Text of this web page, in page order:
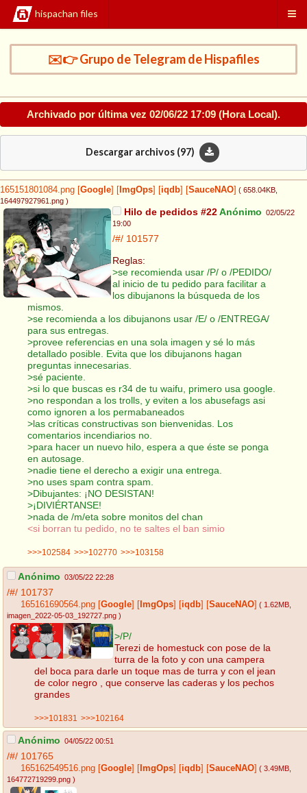
hispachan files
✉️👉 Grupo de Telegram de Hispafiles
Archivado por última vez 02/06/22 17:09 (Hora Local).
Descargar archivos (97)
165151801084.png Google ImgOps iqdb SauceNAO ( 658.04KB
164497927961.png )
Hilo de pedidos #22Anónimo 02/05/22
19:00
/#/ 101577
Reglas:
>se recomienda usar /P/ o /PEDIDO/
al inicio de tu pedido para facilitar a
los dibujanons la búsqueda de los
mismos.
>se recomienda a los dibujanons usar /E/ o /ENTREGA/
para sus entregas.
>provee referencias en una sola imagen y sé lo más
detallado posible. Evita que los dibujanons hagan
preguntas innecesarias.
>sé paciente.
>si lo que buscas es r34 de tu waifu, primero usa google.
>no respondan a los trolls, y eviten a los abusefags asi
como ignoren a los permabaneados
>las críticas constructivas son bienvenidas. Los
comentarios incendiarios no.
>para hacer un nuevo hilo, espera a que éste se ponga
en autosage.
>nadie tiene el derecho a exigir una entrega.
>no uses spam contra spam.
>Dibujantes: ¡NO DESISTAN!
>¡DIVIÉRTANSE!
>nada de /m/eta sobre monitos del chan
<si borran tu pedido, no te saltes el ban simio
>>>102584 >>>102770 >>>103158
Anónimo 03/05/22 22:28
/#/ 101737
165161690564.png Google ImgOps iqdb SauceNAO ( 1.62MB
imagen_2022-05-03_192727.png )
>/P/
Terezi de homestuck con pose de la
turra de la foto y con una campera
del boca para darle un toque mas de turra y con el jean
de color negro , que conserve las caderas y los pechos
grandes
>>>101831 >>>102164
Anónimo 04/05/22 00:51
/#/ 101765
165162549516.png Google ImgOps iqdb SauceNAO ( 3.49MB
164772719299.png )